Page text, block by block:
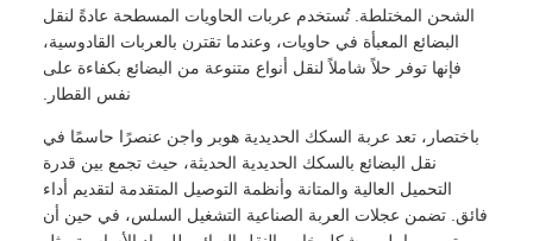
الشحن المختلطة. تُستخدم عربات الحاويات المسطحة عادةً لنقل
البضائع المعبأة في حاويات، وعندما تقترن بالعربات القادوسية،
فإنها توفر حلاً شاملاً لنقل أنواع متنوعة من البضائع بكفاءة على
نفس القطار.
باختصار، تعد عربة السكك الحديدية هوبر واجن عنصرًا حاسمًا في
نقل البضائع بالسكك الحديدية الحديثة، حيث تجمع بين قدرة
التحميل العالية والمتانة وأنظمة التوصيل المتقدمة لتقديم أداء
فائق. تضمن عجلات العربة الصناعية التشغيل السلس، في حين أن